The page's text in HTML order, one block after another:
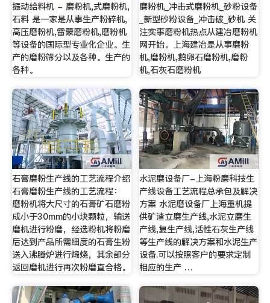
振动给料机 - 磨粉机,式磨粉机,
石料 是一家是从事生产粉碎机,
高压磨粉机,雷蒙磨粉机,磨粉机
等设备的国际型专业化企业。生
产的磨粉筛分以及各种。生产的
各种。
磨粉机_冲击式磨粉机_砂粉设备
_新型砂粉设备_冲击破_砂机 关
注实事磨粉机热点从建冶磨粉机
网开始。上海建冶是从事磨粉
机,磨粉机,鹅卵石磨粉机,磨粉
机,石灰石磨粉机
石膏磨粉生产线的工艺流程介绍
石膏磨粉生产线的工艺流程：
磨粉机将大尺寸的石膏矿石磨粉
成小于30mm的小块颗粒，输送
磨机进行粉磨，经选粉机将粉磨
后达到产品所需细度的石膏生粉
送入沸腾炉进行煅烧，其余部分
返回磨机进行再次粉磨直合格。
水泥磨设备厂-上海粉磨科技生
产线设备工艺流程总承包及解决
方案 水泥磨设备厂上海重机提
供矿渣立磨生产线,水泥立磨生
产线,复生产线,活性石灰生产线
等生产线的解决方案和水泥生产
设备.可以按照客户的要求定制
相应的生产 …